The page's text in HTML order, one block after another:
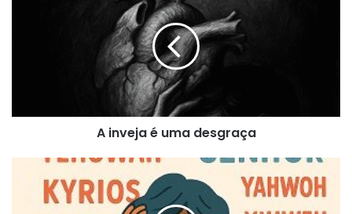
A inveja é uma desgraça
YAHWEH
SHAMAR,